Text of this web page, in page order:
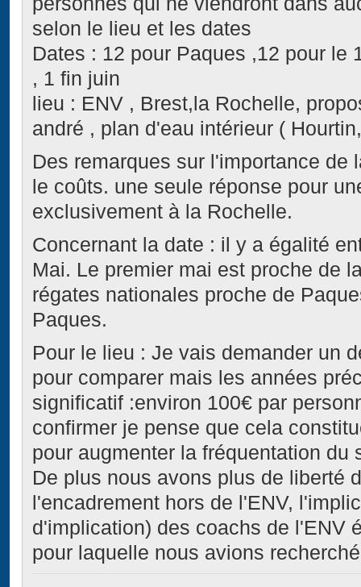
selon le lieu et les dates
Dates : 12 pour Paques ,12 pour le
, 1 fin juin
lieu : ENV , Brest,la Rochelle,
andré , plan d'eau intérieur (
Des remarques sur l'importance de
le coûts. une seule réponse pour
exclusivement à la Rochelle.
Concernant la date : il y a égalité
Mai. Le premier mai est proche de
régates nationales proche de
Paques.
Pour le lieu : Je vais demander un
pour comparer mais les années
significatif :environ 100€ par
confirmer je pense que cela
pour augmenter la fréquentation du
De plus nous avons plus de liberté
l'encadrement hors de l'ENV,
d'implication) des coachs de l'ENV
pour laquelle nous avions